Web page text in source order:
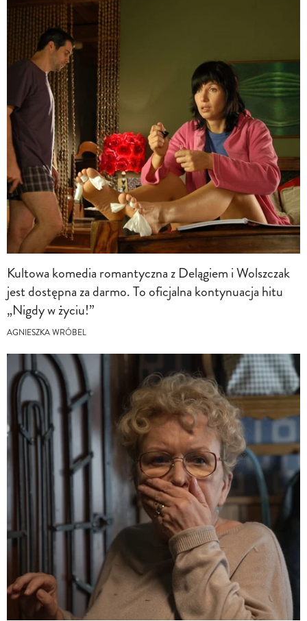
Kultowa komedia romantyczna z Delągiem i Wolszczak
jest dostępna za darmo. To oficjalna kontynuacja hitu
„Nigdy w życiu!”
AGNIESZKA WRÓBEL